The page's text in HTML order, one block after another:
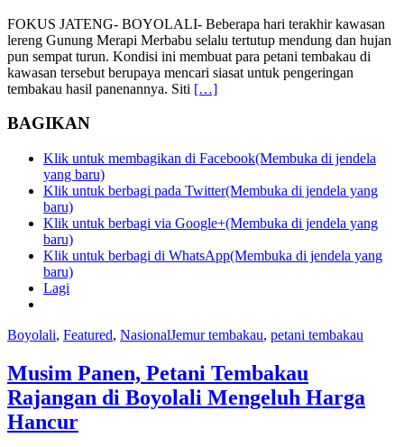
FOKUS JATENG- BOYOLALI- Beberapa hari terakhir kawasan
lereng Gunung Merapi Merbabu selalu tertutup mendung dan hujan
pun sempat turun. Kondisi ini membuat para petani tembakau di
kawasan tersebut berupaya mencari siasat untuk pengeringan
tembakau hasil panenannya. Siti […]
BAGIKAN
Klik untuk membagikan di Facebook(Membuka di jendela
yang baru)
Klik untuk berbagi pada Twitter(Membuka di jendela yang
baru)
Klik untuk berbagi via Google+(Membuka di jendela yang
baru)
Klik untuk berbagi di WhatsApp(Membuka di jendela yang
baru)
Lagi
Boyolali, Featured, NasionalJemur tembakau, petani tembakau
Musim Panen, Petani Tembakau
Rajangan di Boyolali Mengeluh Harga
Hancur